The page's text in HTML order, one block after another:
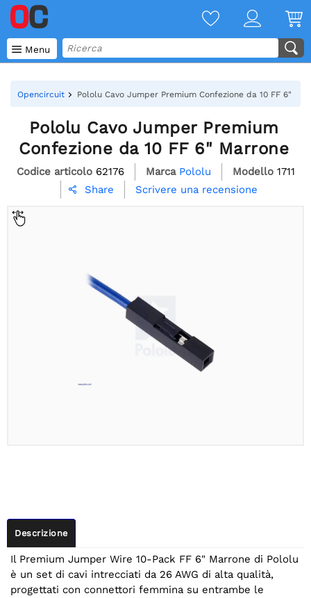
 Menu
Opencircuit Pololu Cavo Jumper Premium Confezione da 10 FF 6"
Pololu Cavo Jumper Premium
Confezione da 10 FF 6" Marrone
Codice articolo 62176 Marca Pololu Modello 1711
 Share Scrivere una recensione
Descrizione
Il Premium Jumper Wire 10-Pack FF 6" Marrone di Pololu
è un set di cavi intrecciati da 26 AWG di alta qualità,
progettati con connettori femmina su entrambe le